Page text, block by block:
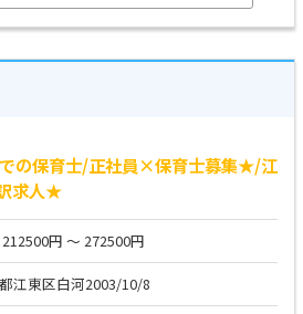
の保育士/正社員×保育士募集★/江
求人★
円 ～ 272500円
江東区白河2003/10/8